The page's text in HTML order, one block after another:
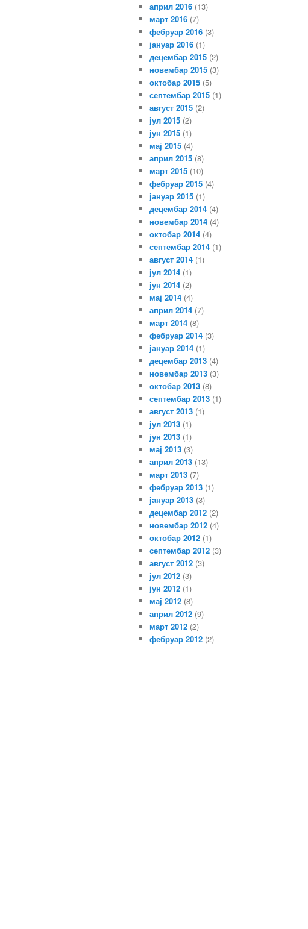
април 2016 (13)
март 2016 (7)
фебруар 2016 (3)
јануар 2016 (1)
децембар 2015 (2)
новембар 2015 (3)
октобар 2015 (5)
септембар 2015 (1)
август 2015 (2)
јул 2015 (2)
јун 2015 (1)
мај 2015 (4)
април 2015 (8)
март 2015 (10)
фебруар 2015 (4)
јануар 2015 (1)
децембар 2014 (4)
новембар 2014 (4)
октобар 2014 (4)
септембар 2014 (1)
август 2014 (1)
јул 2014 (1)
јун 2014 (2)
мај 2014 (4)
април 2014 (7)
март 2014 (8)
фебруар 2014 (3)
јануар 2014 (1)
децембар 2013 (4)
новембар 2013 (3)
октобар 2013 (8)
септембар 2013 (1)
август 2013 (1)
јул 2013 (1)
јун 2013 (1)
мај 2013 (3)
април 2013 (13)
март 2013 (7)
фебруар 2013 (1)
јануар 2013 (3)
децембар 2012 (2)
новембар 2012 (4)
октобар 2012 (1)
септембар 2012 (3)
август 2012 (3)
јул 2012 (3)
јун 2012 (1)
мај 2012 (8)
април 2012 (9)
март 2012 (2)
фебруар 2012 (2)